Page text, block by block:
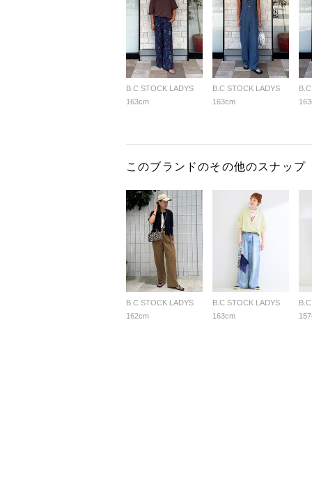
B.C STOCK LADYS
163cm
B.C STOCK LADYS
163cm
このブランドのその他のスナップ
B.C STOCK LADYS
162cm
B.C STOCK LADYS
163cm